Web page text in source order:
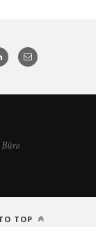
TOP